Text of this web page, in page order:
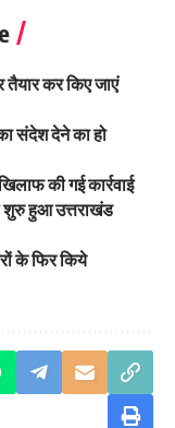
तैयार कर किए जाएं
संदेश देने का हो
की गई कार्रवाई
शुरु हुआ उत्तराखंड
के फिर किये